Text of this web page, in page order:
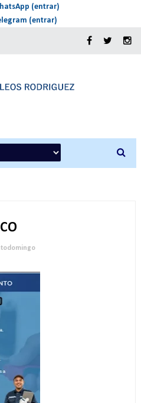
(entrar)
(entrar)